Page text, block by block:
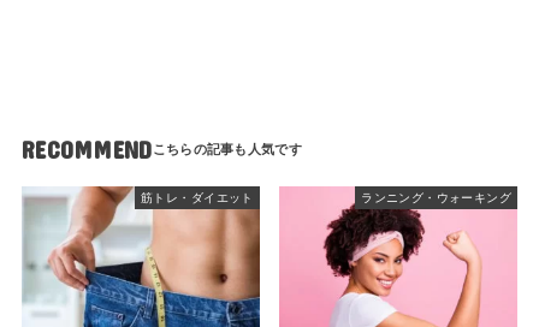
RECOMMEND
筋トレ・ダイエット ランニング・ウォーキング